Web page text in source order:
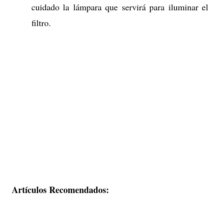
cuidado la lámpara que servirá para iluminar el
filtro.
Artículos Recomendados: